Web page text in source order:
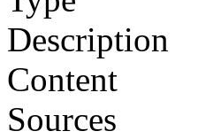
Description
Content
Sources